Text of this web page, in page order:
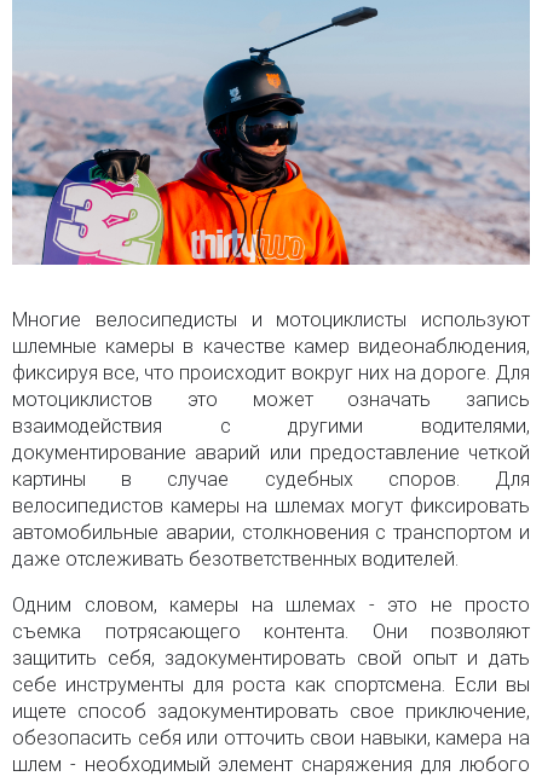
Многие велосипедисты и мотоциклисты используют
шлемные камеры в качестве камер видеонаблюдения,
фиксируя все, что происходит вокруг них на дороге. Для
мотоциклистов это может означать запись
взаимодействия с другими водителями,
документирование аварий или предоставление четкой
картины в случае судебных споров. Для
велосипедистов камеры на шлемах могут фиксировать
автомобильные аварии, столкновения с транспортом и
даже отслеживать безответственных водителей.
Одним словом, камеры на шлемах - это не просто
съемка потрясающего контента. Они позволяют
защитить себя, задокументировать свой опыт и дать
себе инструменты для роста как спортсмена. Если вы
ищете способ задокументировать свое приключение,
обезопасить себя или отточить свои навыки, камера на
шлем - необходимый элемент снаряжения для любого